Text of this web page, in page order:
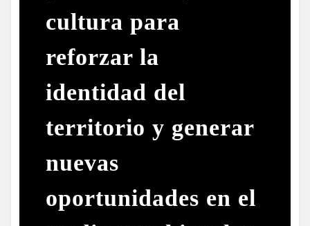
cultura para
reforzar la
identidad del
territorio y generar
nuevas
oportunidades en el